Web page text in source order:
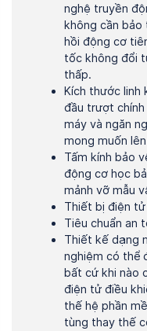
nghệ truyền
không cần bảo
hồi động cơ
tốc không đổi
thấp.
Kích thước linh
đầu trượt
máy và ngăn
mong muốn
Tấm kính bảo
động cơ học
mảnh vỡ mẫu
Thiết bị điện
Tiêu chuẩn an
Thiết kế dạng
nghiệm có thể
bất cứ khi nào
điện tử điều
thế hệ phần
tùng thay thế